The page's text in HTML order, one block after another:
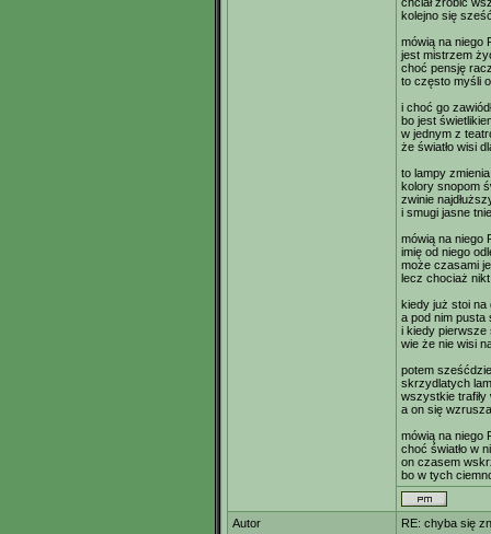
kolejno się
mówią na niego
jest mistrzem
choć pensję
to często myśli
i choć go
bo jest
w jednym z
że światło wisi
to lampy
kolory snopom
zwinie
i smugi jasne
mówią na niego
imię od niego
może czasami
lecz chociaż
kiedy już stoi na
a pod nim pusta
i kiedy pierwsze
wie że nie wisi
potem
skrzydlatych
wszystkie trafiły
a on się
mówią na niego
choć światło w
on czasem
bo w tych
Autor RE: chyba się